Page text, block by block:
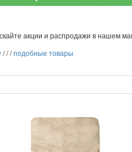
акции и распродажи в нашем
///подобные товары